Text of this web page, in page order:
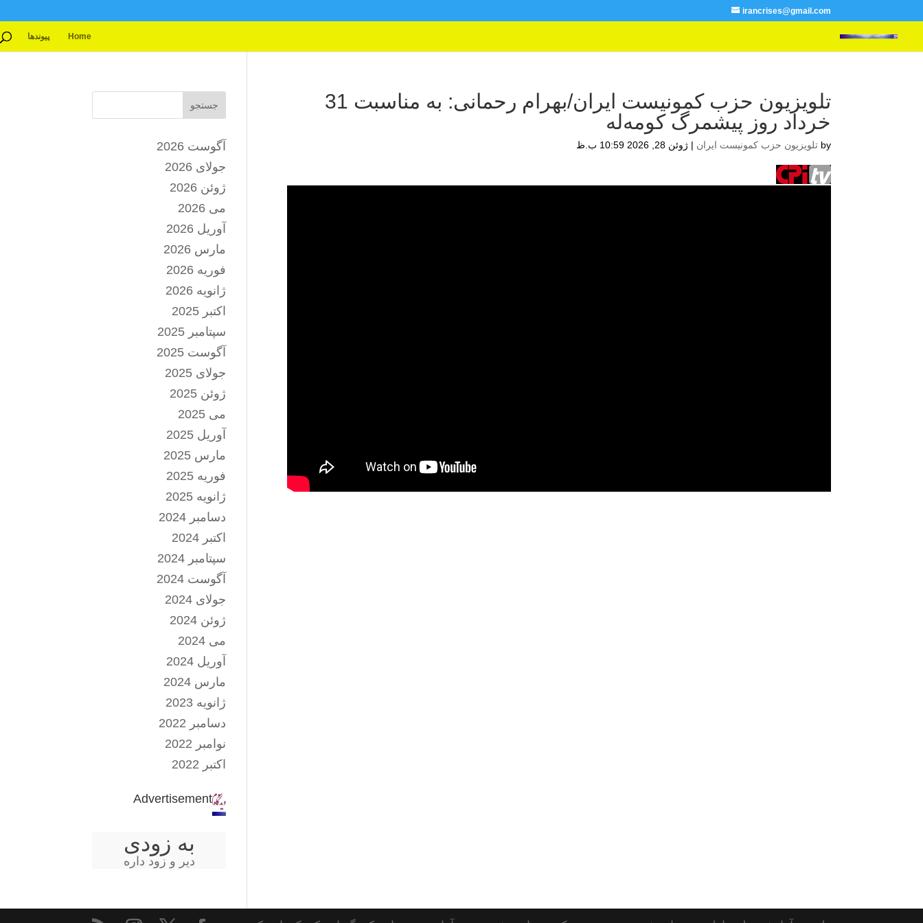
irancrises@gmail.com
Home پیوندها
تلویزیون حزب کمونیست ایران/بهرام رحمانی: به مناسبت 31
خرداد روز پیشمرگ کومه‌له
by تلویزیون حزب کمونیست ایران |ژوئن 28, 2026 10:59 ب.ظ
جستجو
آگوست 2026
جولای 2026
ژوئن 2026
می 2026
آوریل 2026
مارس 2026
فوریه 2026
ژانویه 2026
اکتبر 2025
سپتامبر 2025
آگوست 2025
جولای 2025
ژوئن 2025
می 2025
آوریل 2025
مارس 2025
فوریه 2025
ژانویه 2025
دسامبر 2024
اکتبر 2024
سپتامبر 2024
آگوست 2024
جولای 2024
ژوئن 2024
می 2024
آوریل 2024
مارس 2024
ژانویه 2023
دسامبر 2022
نوامبر 2022
اکتبر 2022
Advertisement
به زودی
دیر و زود داره